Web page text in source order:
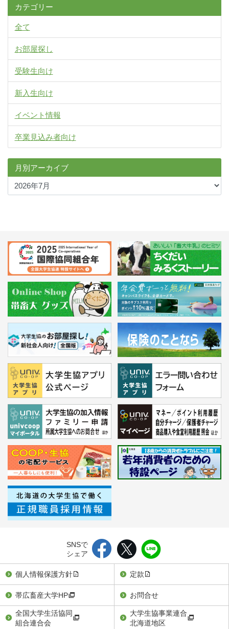
カテゴリー
全て
お部屋探し
受験生向け
新入生向け
イベント情報
卒業見込み者向け
月別アーカイブ
SNSで
シェア
個人情報保護方針
定款
帯広畜産大学HP
お問合せ
全国大学生活協同
組合連合会
大学生協事業連合
北海道地区